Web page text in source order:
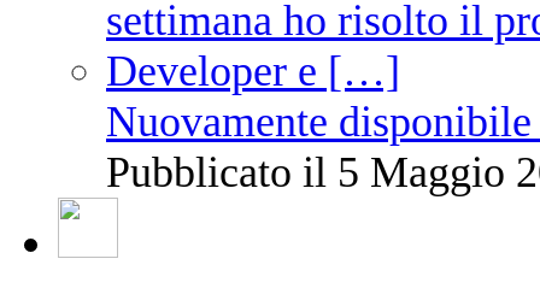
Nuovamente
Pubblicato il 5 Maggio